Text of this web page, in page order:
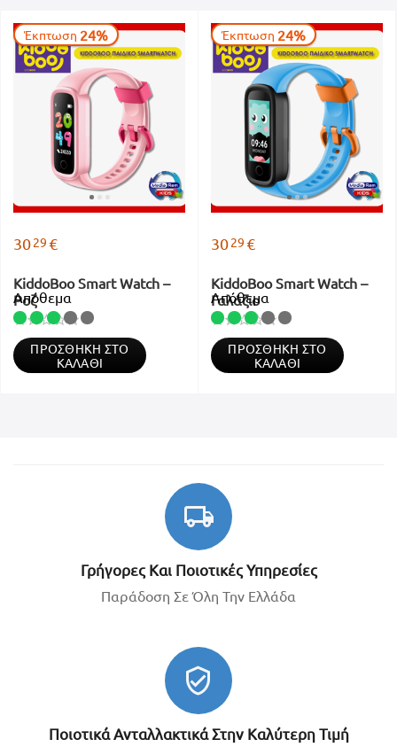
Έκπτωση 24%
30 29€
KiddoBoo Smart Watch –
Ροζ
Απόθεμα
ΠΡΟΣΘΉΚΗ ΣΤΟ
ΚΑΛΆΘΙ
Έκπτωση 24%
30 29€
KiddoBoo Smart Watch –
Γαλάζιο
Απόθεμα
ΠΡΟΣΘΉΚΗ ΣΤΟ
ΚΑΛΆΘΙ
Γρήγορες Και Ποιοτικές Υπηρεσίες
Παράδοση Σε Όλη Την Ελλάδα
Ποιοτικά Ανταλλακτικά Στην Καλύτερη Τιμή